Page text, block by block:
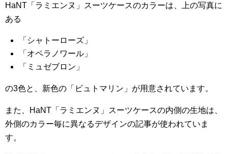
HaNT「ラミエンヌ」スーツケースのカラーは、上の写真に
ある
「シャトーローズ」
「オペラノワール」
「ミュゼブロン」
の3色と、新色の「ビュトマリン」が用意されています。
また、HaNT「ラミエンヌ」スーツケースの内側の生地は、
外側のカラー毎に異なるデザインの記事が使われていま
す。